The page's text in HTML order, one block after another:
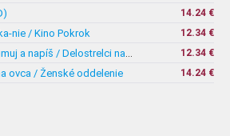
14.24 €
nie / Kino Pokrok
12.34 €
To najlepšie 4 - Vygumuj a napíš / Delostrelci na mesiaci
12.34 €
ovca / Ženské oddelenie 14.24 €